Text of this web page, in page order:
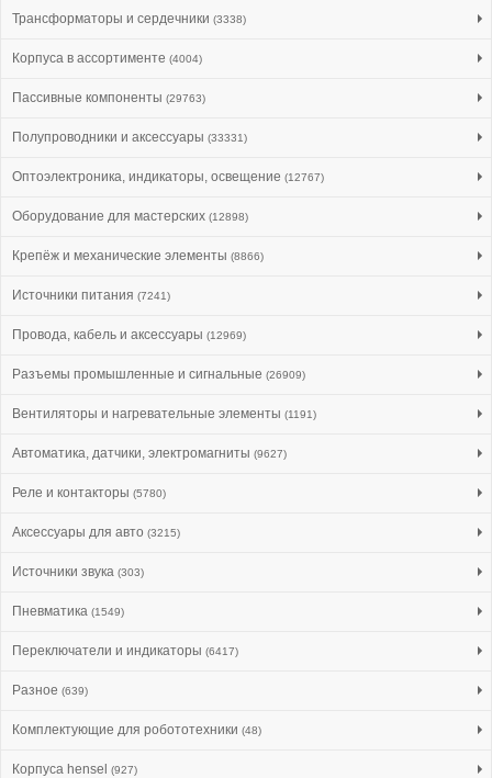
Трансформаторы и сердечники (3338)
Корпуса в ассортименте (4004)
Пассивные компоненты (29763)
Полупроводники и аксессуары (33331)
Оптоэлектроника, индикаторы, освещение (12767)
Оборудование для мастерских (12898)
Крепёж и механические элементы (8866)
Источники питания (7241)
Провода, кабель и аксессуары (12969)
Разъемы промышленные и сигнальные (26909)
Вентиляторы и нагревательные элементы (1191)
Автоматика, датчики, электромагниты (9627)
Реле и контакторы (5780)
Аксессуары для авто (3215)
Источники звука (303)
Пневматика (1549)
Переключатели и индикаторы (6417)
Разное (639)
Комплектующие для робототехники (48)
Корпуса hensel (927)